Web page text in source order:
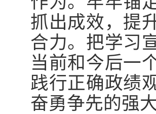
抓出成效，提
合力。把学习
当前和今后一
践行正确政绩
奋勇争先的强大